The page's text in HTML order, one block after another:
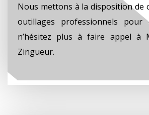
Nous mettons à la disposition de
outillages professionnels pour
n’hésitez plus à faire appel à
Zingueur.